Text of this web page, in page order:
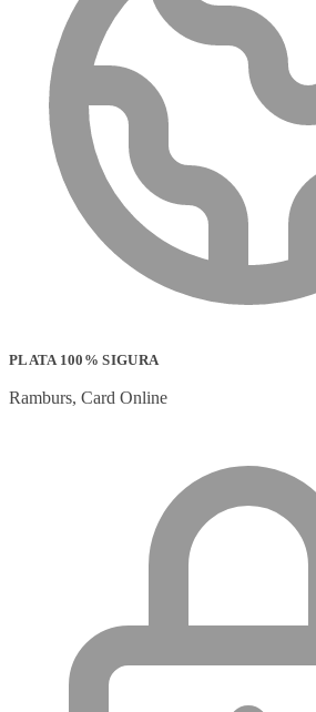
PLATA 100% SIGURA
Ramburs, Card Online